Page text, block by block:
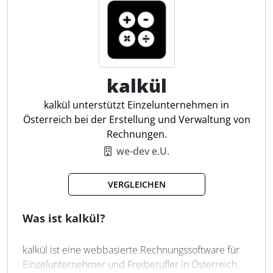
anpassbare Automatisierungsregeln unterstützt
Billbee Unternehmen bei der Optimierung ihrer
Workflows. Für Steuerkanzleien bietet es den Vorteil,
dass die Buchhaltungsvorbereitung durch die
Integration mit Buchhaltungsschnittstellen wie
DATEV erleichtert wird, was die Effizienz in der
Finanzverwaltung steigert.
Automatischer Zahlungsabgleich
Steuersatz Erkennung
Bestellabwicklung
Warenwirtschaft
kalkül
kalkül unterstützt Einzelunternehmen in
Österreich bei der Erstellung und Verwaltung von
Rechnungen.
we-dev e.U.
VERGLEICHEN
Was ist kalkül?
kalkül ist eine webbasierte Rechnungssoftware für
Einzelunternehmer und Freiberufler in Österreich.